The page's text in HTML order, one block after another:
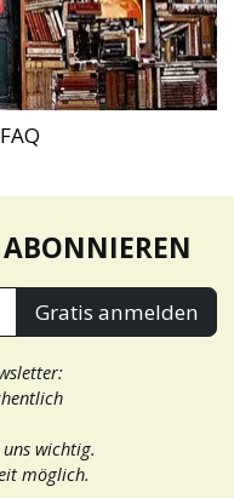
ABONNIEREN
Gratis anmelden
wichtig.
möglich.